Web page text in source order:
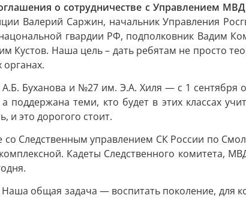
о сотрудничестве с Управлением
Валерий Саржин, начальник Управления
гвардии РФ, подполковник Вадим
Кустов. Наша цель – дать ребятам не просто
Буханова и №27 им. Э.А. Хиля — с 1 сентября
поддержана теми, кто будет в этих классах
и это дорогого стоит.
Следственным управлением СК России по
Кадеты Следственного комитета,
общая задача — воспитать поколение, для